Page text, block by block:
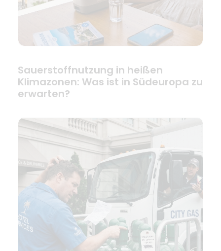
Sauerstoffnutzung in heißen
Klimazonen: Was ist in Südeuropa zu
erwarten?